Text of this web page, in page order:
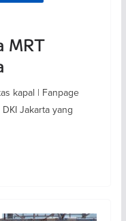
MRT
kapal | Fanpage
Jakarta yang